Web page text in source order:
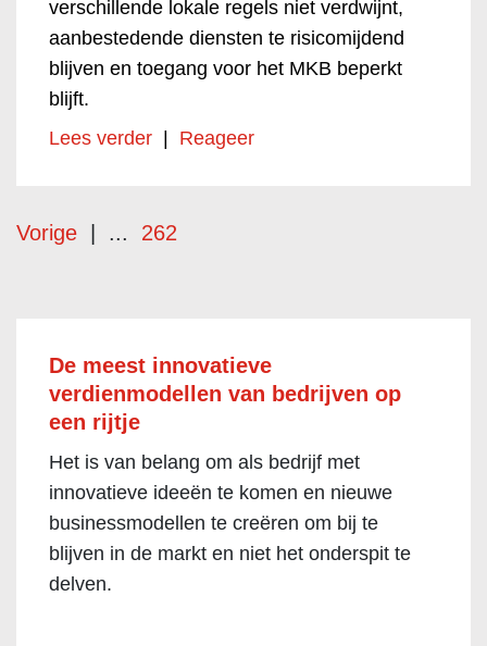
verschillende lokale regels niet verdwijnt,
aanbestedende diensten te risicomijdend
blijven en toegang voor het MKB beperkt
blijft.
Lees verder
Reageer
Vorige ... 262
De meest innovatieve
verdienmodellen van bedrijven op
een rijtje
Het is van belang om als bedrijf met
innovatieve ideeën te komen en nieuwe
businessmodellen te creëren om bij te
blijven in de markt en niet het onderspit te
delven.